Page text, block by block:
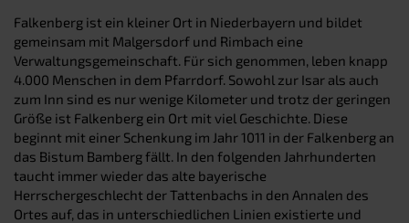
Falkenberg ist ein kleiner Ort in Niederbayern und bildet
gemeinsam mit Malgersdorf und Rimbach eine
Verwaltungsgemeinschaft. Für sich genommen, leben knapp
4.000 Menschen in dem Pfarrdorf. Sowohl zur Isar als auch
zum Inn sind es nur wenige Kilometer und trotz der geringen
Größe ist Falkenberg ein Ort mit viel Geschichte. Diese
beginnt mit einer Schenkung im Jahr 1011 in der Falkenberg an
das Bistum Bamberg fällt. In den folgenden Jahrhunderten
taucht immer wieder das alte bayerische
Herrschergeschlecht der Tattenbachs in den Annalen des
Ortes auf, das in unterschiedlichen Linien existierte und